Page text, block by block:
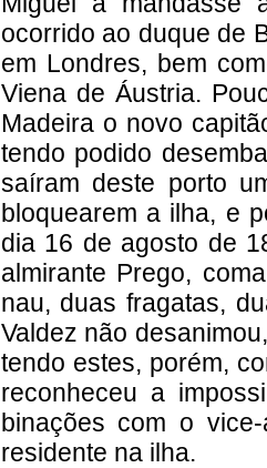
ocorrido ao duque de
em Londres, bem
Viena de Áustria.
Madeira o novo
tendo podido
saíram deste porto
bloquearem a ilha, e
dia 16 de agosto de
almirante Prego,
nau, duas fragatas,
Valdez não
tendo estes, porém,
reconheceu a
binações com o
residente na ilha.